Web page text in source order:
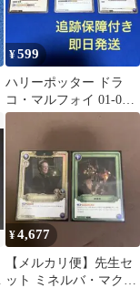
¥599
ハリーポッター ドラ
コ・マルフォイ 01-006
SRカード Pt カードゲ
¥4,677
【メルカリ便】先生セ
ット ミネルバ・マクゴ